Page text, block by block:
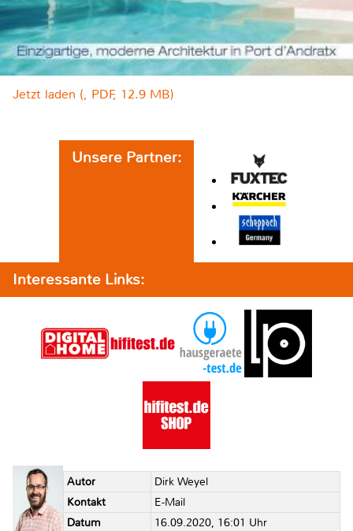
Jetzt laden (, PDF, 12.9 MB)
Unsere Partner:
Interessante Links:
Autor
Dirk Weyel
Kontakt
E-Mail
Datum
16.09.2020, 16:01 Uhr